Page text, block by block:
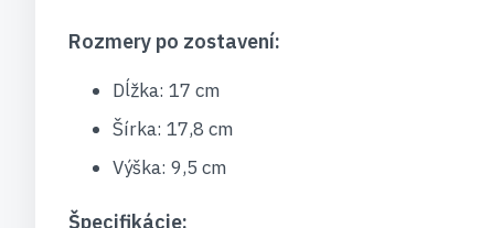
Rozmery po zostavení:
Dĺžka: 17 cm
Šírka: 17,8 cm
Výška: 9,5 cm
Špecifikácie: